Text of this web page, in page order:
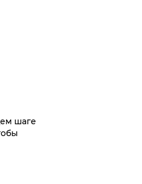
шаге